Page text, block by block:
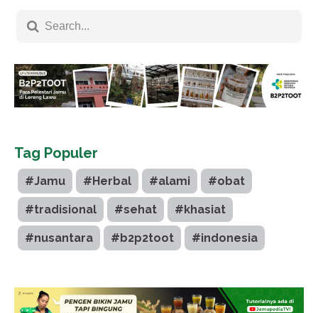
Tag Populer
#Jamu #Herbal #alami #obat
#tradisional #sehat #khasiat
#nusantara #b2p2toot #indonesia